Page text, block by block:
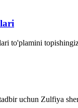
to'plamini
uchun Zulfiya